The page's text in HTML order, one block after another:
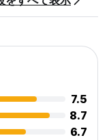
7.5
8.7
6.7